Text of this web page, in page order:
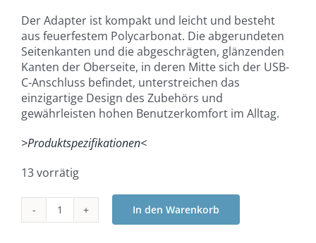
Der Adapter ist kompakt und leicht und besteht
aus feuerfestem Polycarbonat. Die abgerundeten
Seitenkanten und die abgeschrägten, glänzenden
Kanten der Oberseite, in deren Mitte sich der USB-
C-Anschluss befindet, unterstreichen das
einzigartige Design des Zubehörs und
gewährleisten hohen Benutzerkomfort im Alltag.
>Produktspezifikationen<
13 vorrätig
hoco
In den Warenkorb